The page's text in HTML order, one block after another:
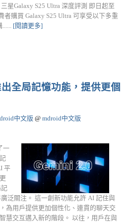
星Galaxy S25 Ultra 深度評測 即日起至
者購買 Galaxy S25 Ultra 可享受以下多重
[閱讀更多]
全局記憶功能，提供更個
中文版 @ mdroid中文版
一
平
泛關注。 這一創新功能允許 AI 記住與
為用戶提供更加個性化、連貫的聊天交
慧交互邁入新的階段。 以往，用戶在與